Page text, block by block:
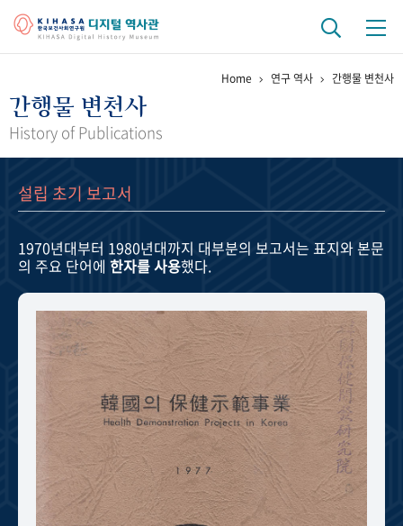
걸어온 길 기관 변천사
정책과 연구 키워드로 보는 연구 역사
연구자들
기록물 아카이브
사진 아카이브 문서 기록물 행정박물 영상 기록물
주년 기념
성과 50선 숫자로 보는 50년 50+1주년 광장
세계와 함께 한 KIHASA
VR 역사관
Home 연구 역사 간행물 변천사
간행물 변천사
History of Publications
설립 초기 보고서
1970년대부터 1980년대까지 대부분의 보고서는 표지와 본문
의 주요 단어에 한자를 사용했다.